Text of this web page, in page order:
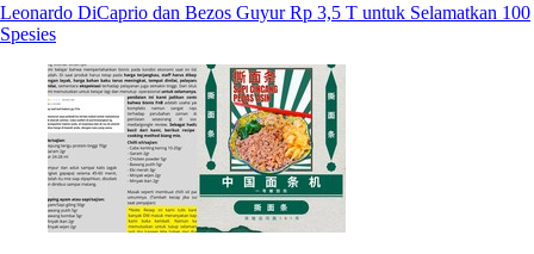
Leonardo DiCaprio dan Bezos Guyur Rp 3,5 T untuk Selamatkan 100
Spesies